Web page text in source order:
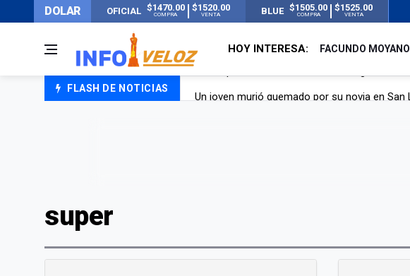
DOLAR OFICIAL $1470.00
COMPRA
$1520.00
VENTA BLUE $1505.00
COMPRA
$1525.00
VENTA
HOY INTERESA: FACUNDO MOYANO
FLASH DE NOTICIAS
super